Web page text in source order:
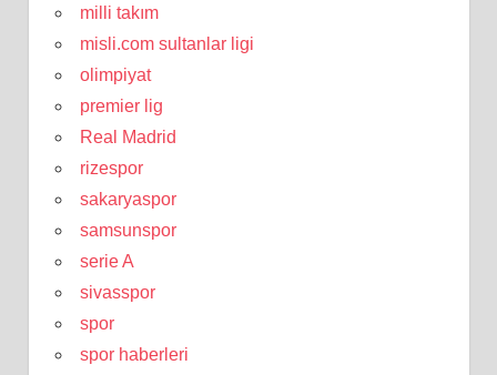
milli takım
misli.com sultanlar ligi
olimpiyat
premier lig
Real Madrid
rizespor
sakaryaspor
samsunspor
serie A
sivasspor
spor
spor haberleri